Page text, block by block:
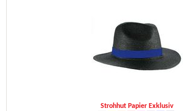
Strohhut Papier Exklusiv